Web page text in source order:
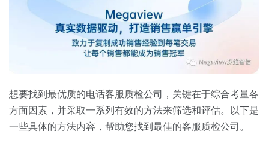
消费医疗
房地产
资源中心
关于我们
想要找到最优质的电话客服质检公司，关键在于综合考量各
方面因素，并采取一系列有效的方法来筛选和评估。以下是
一些具体的方法内容，帮助您找到最佳的客服质检公司。